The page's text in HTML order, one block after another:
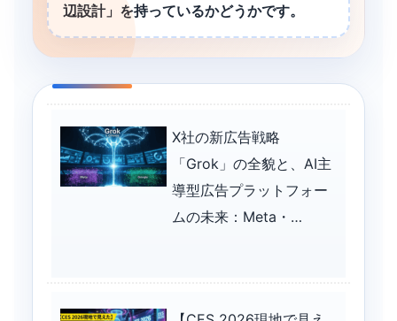
辺設計」を持っているかどうかです。
X社の新広告戦略
「Grok」の全貌と、AI主
導型広告プラットフォー
ムの未来：Meta・